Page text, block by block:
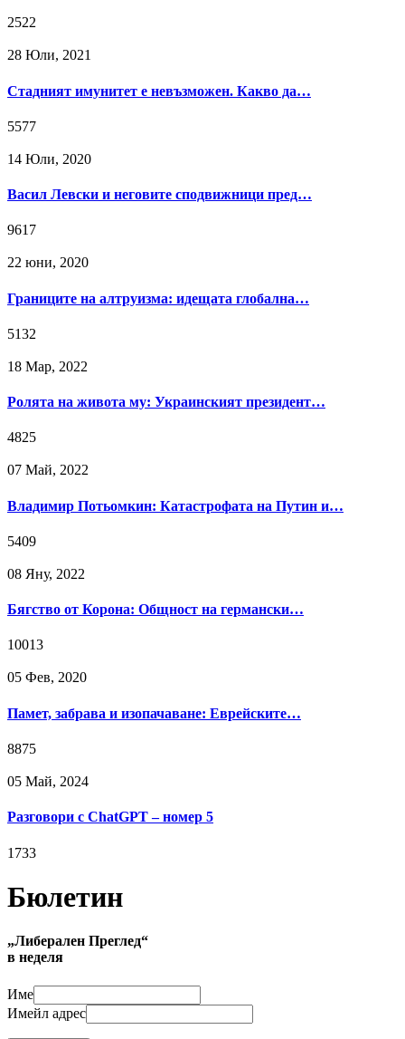
2522
28 Юли, 2021
Стадният имунитет е невъзможен. Какво да…
5577
14 Юли, 2020
Васил Левски и неговите сподвижници пред…
9617
22 юни, 2020
Границите на алтруизма: идещата глобална…
5132
18 Мар, 2022
Ролята на живота му: Украинският президент…
4825
07 Май, 2022
Владимир Потьомкин: Катастрофата на Путин и…
5409
08 Яну, 2022
Бягство от Корона: Общност на германски…
10013
05 Фев, 2020
Памет, забрава и изопачаване: Еврейските…
8875
05 Май, 2024
Разговори с ChatGPT – номер 5
1733
Бюлетин
„Либерален Преглед“
в неделя
Име
Имейл адрес